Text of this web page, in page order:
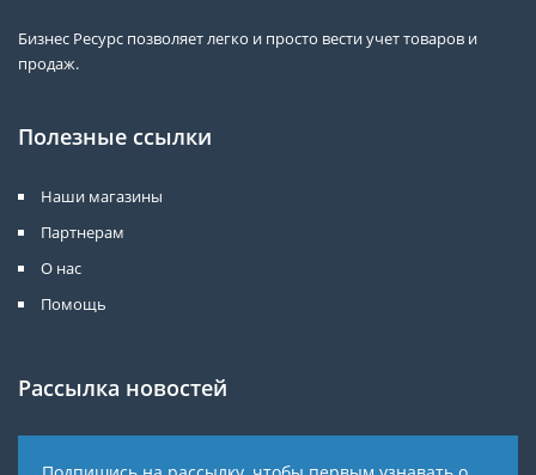
Бизнес Ресурс позволяет легко и просто вести учет товаров и
продаж.
Полезные ссылки
Наши магазины
Партнерам
О нас
Помощь
Рассылка новостей